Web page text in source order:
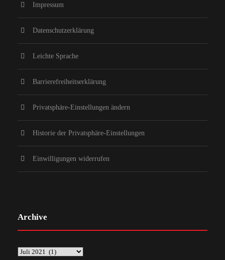
Impressum
Datenschutzerklärung
Leichte Sprache
Barrierefreiheitserklärung
Privatsphäre-Einstellungen ändern
Historie der Privatsphäre-Einstellungen
Einwilligungen widerrufen
Archive